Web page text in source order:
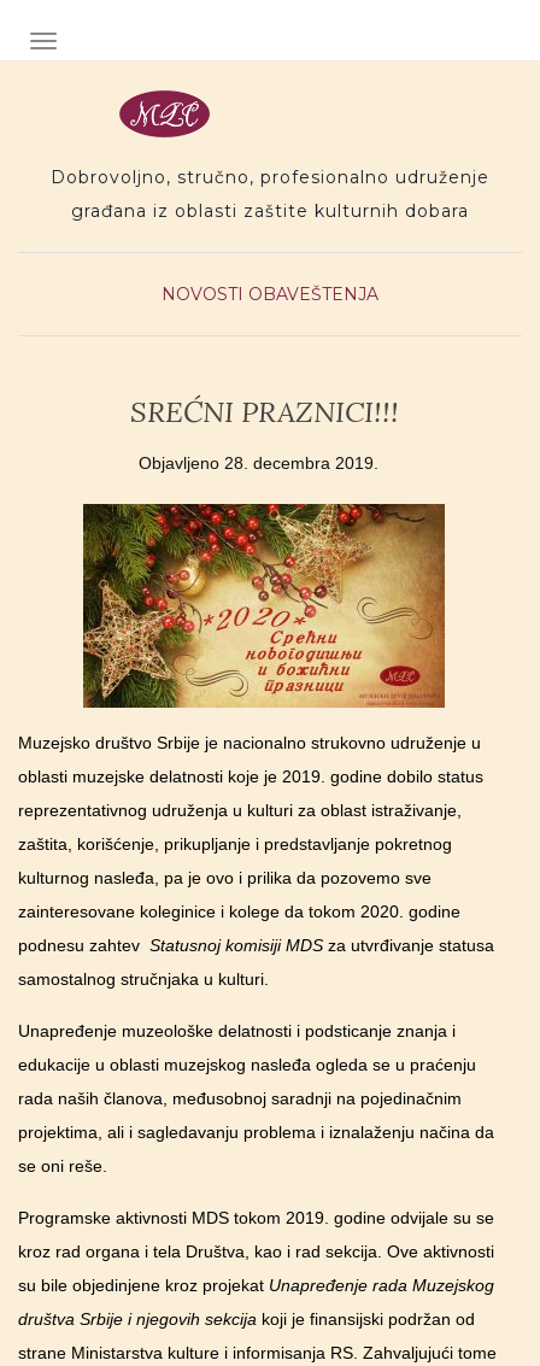
TOGGLE NAVIGATION
Dobrovoljno, stručno, profesionalno udruženje
građana iz oblasti zaštite kulturnih dobara
NOVOSTI OBAVEŠTENJA
SREĆNI PRAZNICI!!!
Objavljeno 28. decembra 2019.
Muzejsko društvo Srbije je nacionalno strukovno udruženje u
oblasti muzejske delatnosti koje je 2019. godine dobilo status
reprezentativnog udruženja u kulturi za oblast istraživanje,
zaštita, korišćenje, prikupljanje i predstavljanje pokretnog
kulturnog nasleđa, pa je ovo i prilika da pozovemo sve
zainteresovane koleginice i kolege da tokom 2020. godine
podnesu zahtev Statusnoj komisiji MDS za utvrđivanje statusa
samostalnog stručnjaka u kulturi.
Unapređenje muzeološke delatnosti i podsticanje znanja i
edukacije u oblasti muzejskog nasleđa ogleda se u praćenju
rada naših članova, međusobnoj saradnji na pojedinačnim
projektima, ali i sagledavanju problema i iznalaženju načina da
se oni reše.
Programske aktivnosti MDS tokom 2019. godine odvijale su se
kroz rad organa i tela Društva, kao i rad sekcija. Ove aktivnosti
su bile objedinjene kroz projekat Unapređenje rada Muzejskog
društva Srbije i njegovih sekcija koji je finansijski podržan od
strane Ministarstva kulture i informisanja RS. Zahvaljujući tome